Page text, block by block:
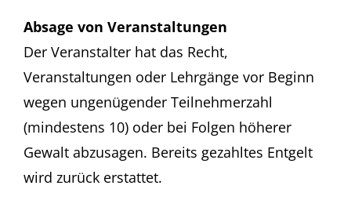
Absage von Veranstaltungen
Der Veranstalter hat das Recht,
Veranstaltungen oder Lehrgänge vor Beginn
wegen ungenügender Teilnehmerzahl
(mindestens 10) oder bei Folgen höherer
Gewalt abzusagen. Bereits gezahltes Entgelt
wird zurück erstattet.